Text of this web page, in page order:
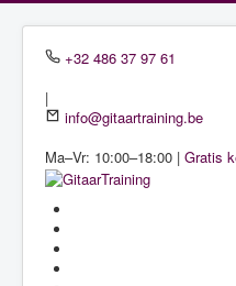
+32 486 37 97 61
|
info@gitaartraining.be
Ma–Vr: 10:00–18:00 | Gratis